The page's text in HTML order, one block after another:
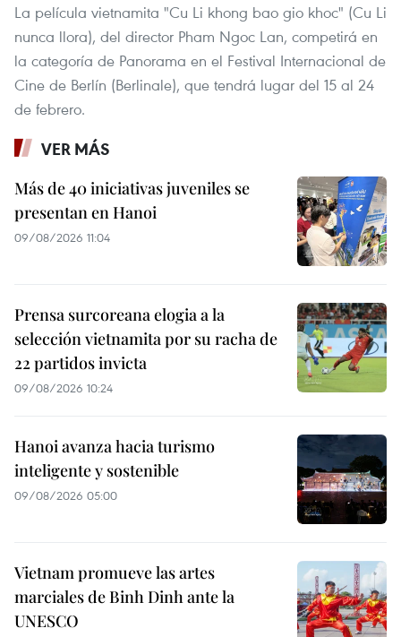
La película vietnamita "Cu Li khong bao gio khoc" (Cu Li
nunca llora), del director Pham Ngoc Lan, competirá en
la categoría de Panorama en el Festival Internacional de
Cine de Berlín (Berlinale), que tendrá lugar del 15 al 24
de febrero.
VER MÁS
Más de 40 iniciativas juveniles se
presentan en Hanoi
09/08/2026 11:04
Prensa surcoreana elogia a la
selección vietnamita por su racha de
22 partidos invicta
09/08/2026 10:24
Hanoi avanza hacia turismo
inteligente y sostenible
09/08/2026 05:00
Vietnam promueve las artes
marciales de Binh Dinh ante la
UNESCO